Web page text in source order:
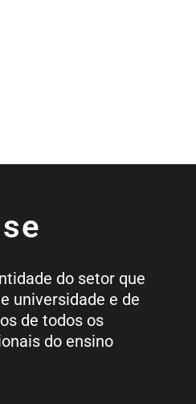
do setor que
universidade e de
de todos os
do ensino